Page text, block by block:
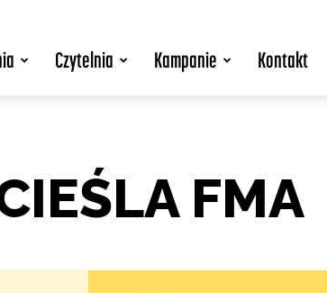
Czytelnia Kampanie Kontakt
FMA